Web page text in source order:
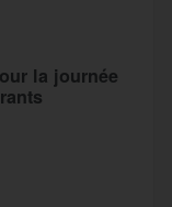
la journée